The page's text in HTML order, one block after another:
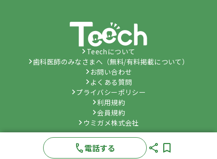
Teechについて
歯科医師のみなさまへ（無料/有料掲載について）
お問い合わせ
よくある質問
プライバシーポリシー
利用規約
会員規約
ウミガメ株式会社
© Umygame Co., Ltd. All Rights Reserved.